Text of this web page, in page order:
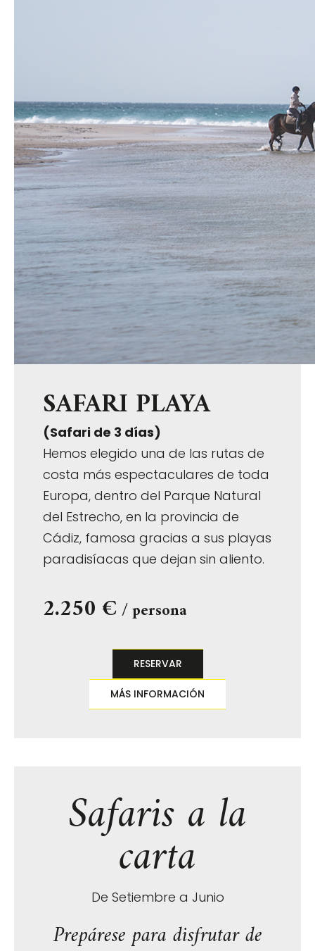
SAFARI PLAYA
(Safari de 3 días)
Hemos elegido una de las rutas de
costa más espectaculares de toda
Europa, dentro del Parque Natural
del Estrecho, en la provincia de
Cádiz, famosa gracias a sus playas
paradisíacas que dejan sin aliento.
2.250 €/ persona
RESERVAR
MÁS INFORMACIÓN
Safaris a la
carta
De Setiembre a Junio
Prepárese para disfrutar de